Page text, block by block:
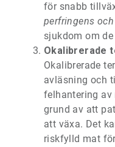
för snabb
perfringens
sjukdom om
Okalibrerade
Okalibrerade
avläsning och
felhantering av
grund av att
att växa. Det
riskfylld mat